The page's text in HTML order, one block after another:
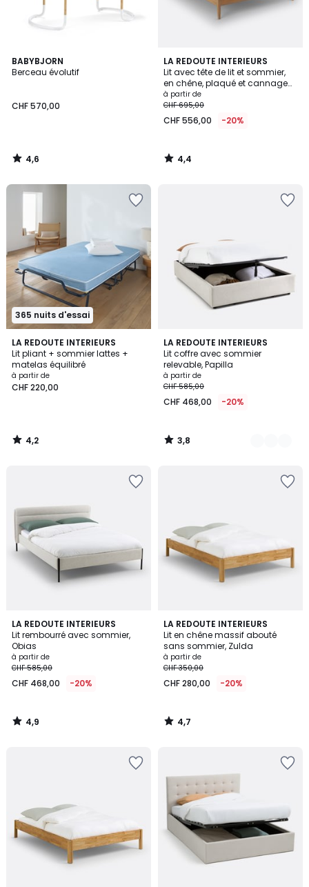
BABYBJORN
Berceau évolutif
CHF 570,00
4,6
/ 5
4,6
/
LA REDOUTE INTERIEURS
Lit avec tête de lit et sommier,
en chêne, plaqué et cannage
de rotin, MADARA
à partir de
CHF 695,00
CHF 556,00 -20%
4,4
/ 5
4,4
/
365 nuits d'essai
LA REDOUTE INTERIEURS
Lit pliant + sommier lattes +
matelas équilibré
à partir de
CHF 220,00
4,2
/ 5
4,2
/
LA REDOUTE INTERIEURS
Lit coffre avec sommier
relevable, Papilla
à partir de
CHF 585,00
CHF 468,00 -20%
3,8
/ 5
2
Couleurs
3,8
/
LA REDOUTE INTERIEURS
Lit rembourré avec sommier,
Obias
à partir de
CHF 585,00
CHF 468,00 -20%
4,9
/ 5
4,9
/
LA REDOUTE INTERIEURS
Lit en chêne massif abouté
sans sommier, Zulda
à partir de
CHF 350,00
CHF 280,00 -20%
4,7
/ 5
4,7
/